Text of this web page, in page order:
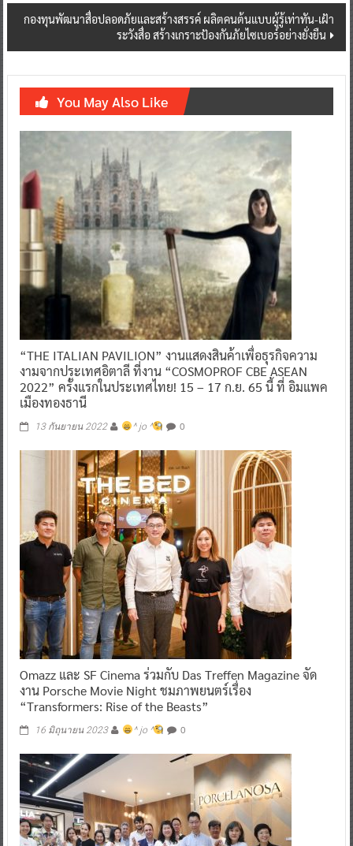
กองทุนพัฒนาสื่อปลอดภัยและสร้างสรรค์ ผลิตคนต้นแบบผู้รู้เท่าทัน-เฝ้า
ระวังสื่อ สร้างเกราะป้องกันภัยไซเบอร์อย่างยั่งยืน
You May Also Like
“THE ITALIAN PAVILION” งานแสดงสินค้าเพื่อธุรกิจความ
งามจากประเทศอิตาลี ที่งาน “COSMOPROF CBE ASEAN
2022” ครั้งแรกในประเทศไทย! 15 – 17 ก.ย. 65 นี้ ที่ อิมแพค
เมืองทองธานี
13 กันยายน 2022 ^ jo ^ 0
Omazz และ SF Cinema ร่วมกับ Das Treffen Magazine จัด
งาน Porsche Movie Night ชมภาพยนตร์เรื่อง
“Transformers: Rise of the Beasts”
16 มิถุนายน 2023 ^ jo ^ 0